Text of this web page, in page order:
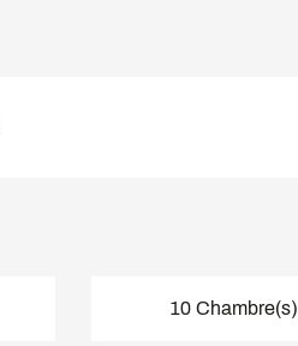
10 Chambre(s)